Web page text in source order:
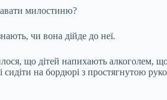
милостиню?
чи вона дійде до неї.
що дітей напихають алкоголем,
на бордюрі з простягнутою